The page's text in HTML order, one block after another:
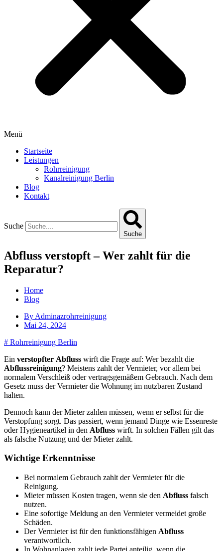
Menü
Startseite
Leistungen
Rohrreinigung
Kanalreinigung Berlin
Blog
Kontakt
Suche
Suche
Abfluss verstopft – Wer zahlt für die
Reparatur?
Home
Blog
By Adminazrohrreinigung
Mai 24, 2024
# Rohrreinigung Berlin
Ein verstopfter Abfluss wirft die Frage auf: Wer bezahlt die
Abflussreinigung? Meistens zahlt der Vermieter, vor allem bei
normalem Verschleiß oder vertragsgemäßem Gebrauch. Nach dem
Gesetz muss der Vermieter die Wohnung im nutzbaren Zustand
halten.
Dennoch kann der Mieter zahlen müssen, wenn er selbst für die
Verstopfung sorgt. Das passiert, wenn jemand Dinge wie Essenreste
oder Hygieneartikel in den Abfluss wirft. In solchen Fällen gilt das
als falsche Nutzung und der Mieter zahlt.
Wichtige Erkenntnisse
Bei normalem Gebrauch zahlt der Vermieter für die
Reinigung.
Mieter müssen Kosten tragen, wenn sie den Abfluss falsch
nutzen.
Eine sofortige Meldung an den Vermieter vermeidet große
Schäden.
Der Vermieter ist für den funktionsfähigen Abfluss
verantwortlich.
In Wohnanlagen zahlt jede Partei anteilig, wenn die